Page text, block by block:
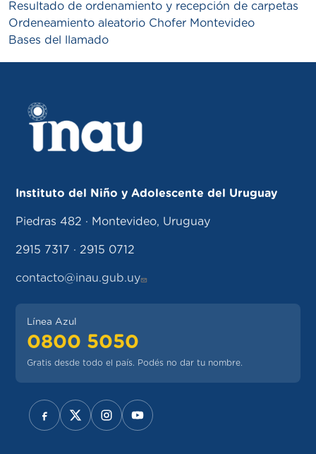
Resultado de ordenamiento y recepción de carpetas
Ordeneamiento aleatorio Chofer Montevideo
Bases del llamado
Instituto del Niño y Adolescente del Uruguay
Piedras 482 · Montevideo, Uruguay
2915 7317 · 2915 0712
contacto@inau.gub.uy
Línea Azul
0800 5050
Gratis desde todo el país. Podés no dar tu nombre.
REDES SOCIALES